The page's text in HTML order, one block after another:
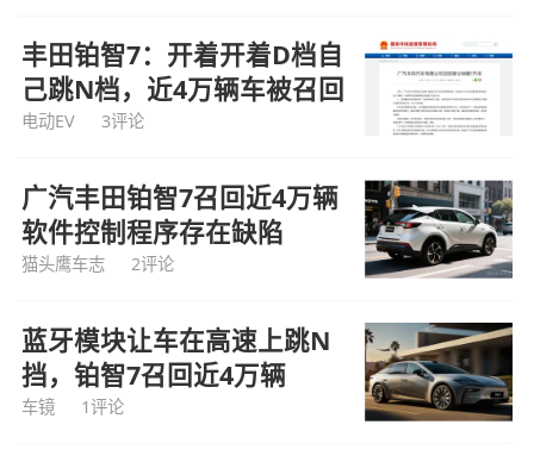
丰田铂智7：开着开着D档自
己跳N档，近4万辆车被召回
电动EV 3评论
广汽丰田铂智7召回近4万辆
软件控制程序存在缺陷
猫头鹰车志 2评论
蓝牙模块让车在高速上跳N
挡，铂智7召回近4万辆
车镜 1评论